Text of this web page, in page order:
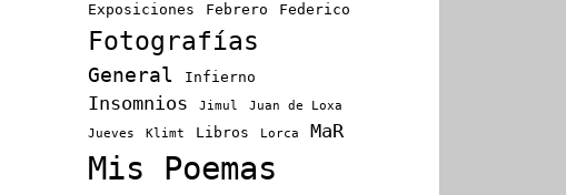
Exposiciones Febrero Federico
Fotografías
General Infierno
Insomnios Jimul
Juan de Loxa
Jueves
Klimt Libros Lorca MaR
Mis Poemas